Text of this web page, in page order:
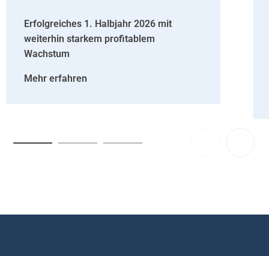
Erfolgreiches 1. Halbjahr 2026 mit
weiterhin starkem profitablem
Wachstum
Mehr erfahren